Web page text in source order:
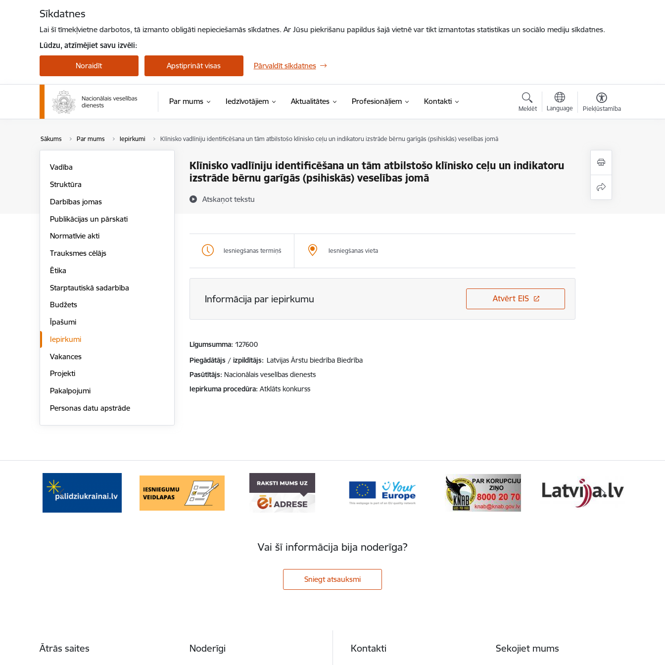
Sīkdatnes
Lai šī tīmekļvietne darbotos, tā izmanto obligāti nepieciešamās sīkdatnes. Ar Jūsu piekrišanu papildus šajā vietnē var tikt izmantotas statistikas un sociālo mediju sīkdatnes.
Lūdzu, atzīmējiet savu izvēli:
Noraidīt Apstiprināt visas Pārvaldīt sīkdatnes
Par mums Iedzīvotājiem Aktualitātes Profesionāļiem Kontakti
Meklēt Language Piekļūstamība
Sākums Par mums Iepirkumi Klīnisko vadlīniju identificēšana un tām atbilstošo klīnisko ceļu un indikatoru izstrāde bērnu garīgās (psihiskās) veselības jomā
Klīnisko vadlīniju identificēšana un tām atbilstošo klīnisko ceļu un indikatoru
izstrāde bērnu garīgās (psihiskās) veselības jomā
Atskaņot tekstu
Vadība
Struktūra
Darbības jomas
Publikācijas un pārskati
Normatīvie akti
Trauksmes cēlājs
Ētika
Starptautiskā sadarbība
Budžets
Īpašumi
Iepirkumi
Vakances
Projekti
Pakalpojumi
Personas datu apstrāde
Iesniegšanas termiņš Iesniegšanas vieta
Informācija par iepirkumu Atvērt EIS
Līgumsumma 127600
Piegādātājs / izpildītājs: Latvijas Ārstu biedrība Biedrība
Pasūtītājs Nacionālais veselības dienests
Iepirkuma procedūra Atklāts konkurss
Vai šī informācija bija noderīga?
Sniegt atsauksmi
Ātrās saites Noderīgi Kontakti Sekojiet mums